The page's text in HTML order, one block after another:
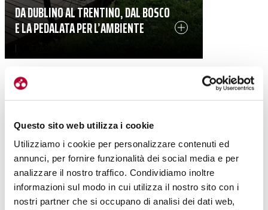
Questo sito web utilizza i cookie
Utilizziamo i cookie per personalizzare contenuti ed
annunci, per fornire funzionalità dei social media e per
analizzare il nostro traffico. Condividiamo inoltre
informazioni sul modo in cui utilizza il nostro sito con i
nostri partner che si occupano di analisi dei dati web,
DA DUBLINO AL TRENTINO, DAL BOSCO
E LA PEDALATA PER L’AMBIENTE